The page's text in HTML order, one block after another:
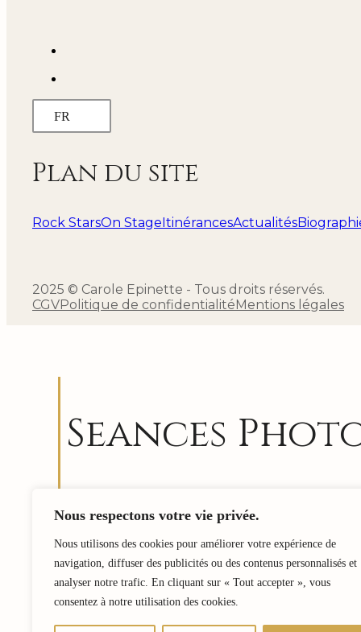
Nous respectons votre vie privée.
Nous utilisons des cookies pour améliorer votre expérience de
navigation, diffuser des publicités ou des contenus personnalisés et
analyser notre trafic. En cliquant sur « Tout accepter », vous
consentez à notre utilisation des cookies.
FR
Plan du site
Rock StarsOn Stage ItinérancesActualités
2025 © Carole Epinette - Tous droits réservés.
CGVPolitique de confidentialité Mentions légales
Seances
Me rendre disponible, être attentive à ce qui
témoigner. Être comme une sorte de «
de Qui est l’autre, de ce qui l’anime….
J’aime tant m’ouvrir à cela…et laisser faire.
Si vous aussi, vous souhaitez une rencontre